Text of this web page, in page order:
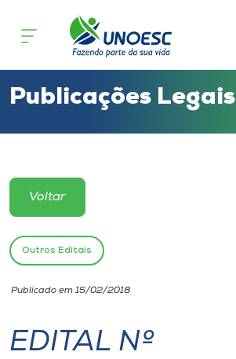
Cursos
Atendimento ao Estudante
Portal de Ensino
Unoesc
Internacionalização
Publicações Legais
Voltar
Outros Editais
Publicado em 15/02/2018
EDITAL Nº